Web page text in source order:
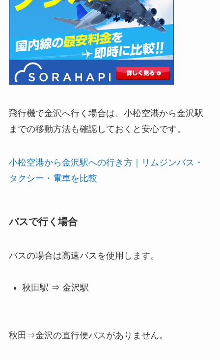
飛行機で金沢へ行く場合は、小松空港から金沢駅
までの移動方法も確認しておくと安心です。
小松空港から金沢駅への行き方｜リムジンバス・
タクシー・電車を比較
バスで行く場合
バスの場合は高速バスを使用します。
秋田駅 ⇒ 金沢駅
秋田⇒金沢の直行便バスがありません。